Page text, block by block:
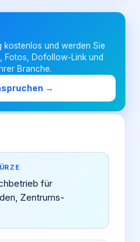
kostenlos und werden Sie
Fotos, Dofollow-Link und
Branche.
→
für
Zentrums-